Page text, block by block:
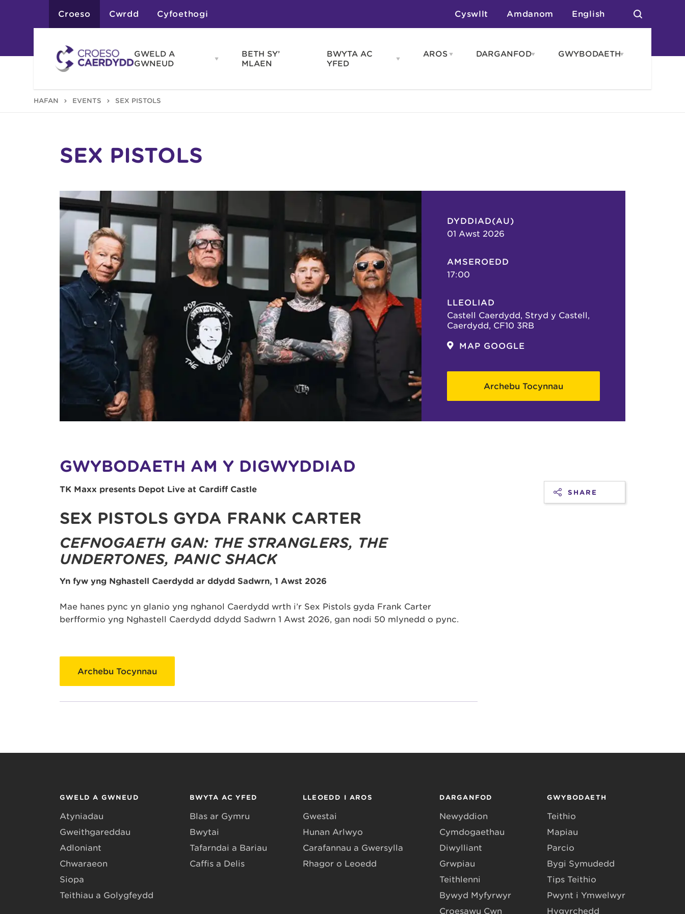
Croeso Cwrdd Cyfoethogi Cyswllt Amdanom English
GWELD A
GWNEUD
Open
GWNEUD
Atyniadau
BETH SY’
MLAEN
BWYTA AC
YFED
Open
YFED
AROS Open
DARGANFODOpen
GWYBODAETHOpen
HAFAN EVENTS SEX PISTOLS
SEX PISTOLS
DYDDIAD(AU)
01 Awst 2026
AMSEROEDD
17:00
LLEOLIAD
Castell Caerdydd, Stryd y Castell,
Caerdydd, CF10 3RB
MAP GOOGLE
Archebu Tocynnau
GWYBODAETH AM Y DIGWYDDIAD
TK Maxx presents Depot Live at Cardiff Castle
SEX PISTOLS GYDA FRANK CARTER
CEFNOGAETH GAN: THE STRANGLERS, THE
UNDERTONES, PANIC SHACK
Yn fyw yng Nghastell Caerdydd ar ddydd Sadwrn, 1 Awst 2026
Mae hanes pync yn glanio yng nghanol Caerdydd wrth i’r Sex Pistols gyda Frank Carter
berfformio yng Nghastell Caerdydd ddydd Sadwrn 1 Awst 2026, gan nodi 50 mlynedd o pync.
Archebu Tocynnau
SHARE
GWELD A GWNEUD
Atyniadau
Gweithgareddau
Adloniant
Chwaraeon
Siopa
Teithiau a Golygfeydd
BWYTA AC YFED
Blas ar Gymru
Bwytai
Tafarndai a Bariau
Caffis a Delis
LLEOEDD I AROS
Gwestai
Hunan Arlwyo
Carafannau a Gwersylla
Rhagor o Leoedd
DARGANFOD
Newyddion
Cymdogaethau
Diwylliant
Grwpiau
Teithlenni
Bywyd Myfyrwyr
Croesawu Cŵn
GWYBODAETH
Teithio
Mapiau
Parcio
Bygi Symudedd
Tips Teithio
Pwynt i Ymwelwyr
Hygyrchedd